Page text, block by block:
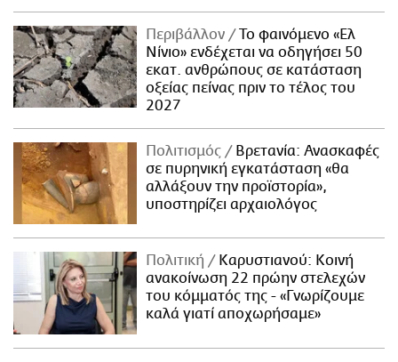
Περιβάλλον
Το φαινόμενο «Ελ
Νίνιο» ενδέχεται να οδηγήσει 50
εκατ. ανθρώπους σε κατάσταση
οξείας πείνας πριν το τέλος του
2027
Πολιτισμός
Βρετανία: Ανασκαφές
σε πυρηνική εγκατάσταση «θα
αλλάξουν την προϊστορία»,
υποστηρίζει αρχαιολόγος
Πολιτική
Καρυστιανού: Κοινή
ανακοίνωση 22 πρώην στελεχών
του κόμματός της - «Γνωρίζουμε
καλά γιατί αποχωρήσαμε»